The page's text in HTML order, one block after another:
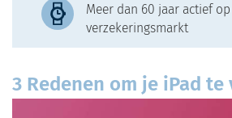
Meer dan 60 jaar actief
verzekeringsmarkt
3 Redenen om je iPad te